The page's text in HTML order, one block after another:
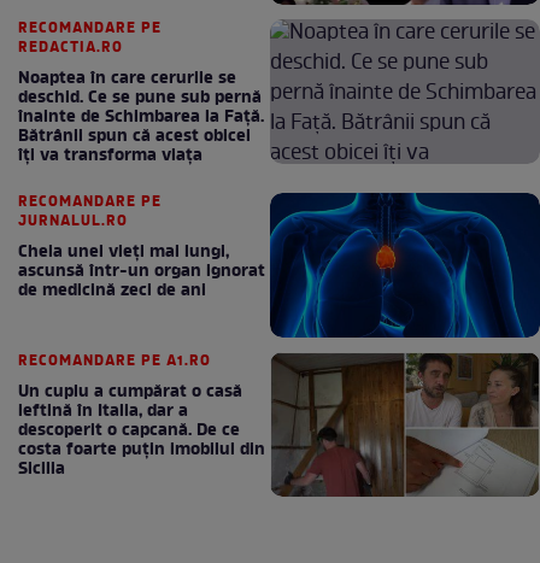
RECOMANDARE PE
REDACTIA.RO
Noaptea în care cerurile se
deschid. Ce se pune sub pernă
înainte de Schimbarea la Față.
Bătrânii spun că acest obicei
îți va transforma viața
RECOMANDARE PE
JURNALUL.RO
Cheia unei vieți mai lungi,
ascunsă într-un organ ignorat
de medicină zeci de ani
RECOMANDARE PE A1.RO
Un cuplu a cumpărat o casă
ieftină în Italia, dar a
descoperit o capcană. De ce
costa foarte puțin imobilul din
Sicilia